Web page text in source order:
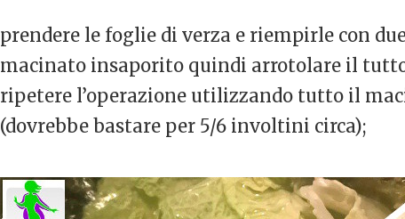
prendere le foglie di verza e riempirle con
macinato insaporito quindi arrotolare il
ripetere l’operazione utilizzando tutto il
(dovrebbe bastare per 5/6 involtini circa);